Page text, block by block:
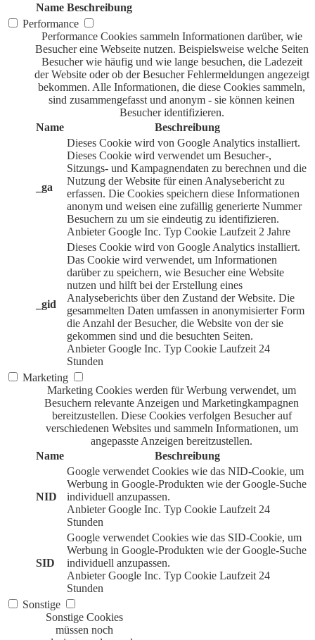
Name Beschreibung
Performance
Performance Cookies sammeln Informationen darüber, wie
Besucher eine Webseite nutzen. Beispielsweise welche Seiten
Besucher wie häufig und wie lange besuchen, die Ladezeit
der Website oder ob der Besucher Fehlermeldungen angezeigt
bekommen. Alle Informationen, die diese Cookies sammeln,
sind zusammengefasst und anonym - sie können keinen
Besucher identifizieren.
Name
Beschreibung
_ga
Dieses Cookie wird von Google Analytics installiert.
Dieses Cookie wird verwendet um Besucher-,
Sitzungs- und Kampagnendaten zu berechnen und die
Nutzung der Website für einen Analysebericht zu
erfassen. Die Cookies speichern diese Informationen
anonym und weisen eine zufällig generierte Nummer
Besuchern zu um sie eindeutig zu identifizieren.
Anbieter Google Inc. Typ Cookie Laufzeit 2 Jahre
_gid
Dieses Cookie wird von Google Analytics installiert.
Das Cookie wird verwendet, um Informationen
darüber zu speichern, wie Besucher eine Website
nutzen und hilft bei der Erstellung eines
Analyseberichts über den Zustand der Website. Die
gesammelten Daten umfassen in anonymisierter Form
die Anzahl der Besucher, die Website von der sie
gekommen sind und die besuchten Seiten.
Anbieter Google Inc. Typ Cookie Laufzeit 24
Stunden
Marketing
Marketing Cookies werden für Werbung verwendet, um
Besuchern relevante Anzeigen und Marketingkampagnen
bereitzustellen. Diese Cookies verfolgen Besucher auf
verschiedenen Websites und sammeln Informationen, um
angepasste Anzeigen bereitzustellen.
Name
Beschreibung
NID
Google verwendet Cookies wie das NID-Cookie, um
Werbung in Google-Produkten wie der Google-Suche
individuell anzupassen.
Anbieter Google Inc. Typ Cookie Laufzeit 24
Stunden
SID
Google verwendet Cookies wie das SID-Cookie, um
Werbung in Google-Produkten wie der Google-Suche
individuell anzupassen.
Anbieter Google Inc. Typ Cookie Laufzeit 24
Stunden
Sonstige
Sonstige Cookies
müssen noch